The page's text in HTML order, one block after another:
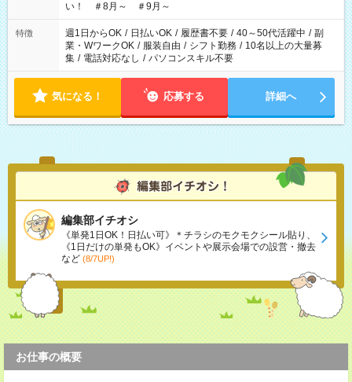
い！ ＃8月～ ＃9月～
特徴 週1日からOK / 日払いOK / 履歴書不要 / 40～50代活躍中 / 副
業・WワークOK / 服装自由 / シフト勤務 / 10名以上の大量募
集 / 電話対応なし / パソコンスキル不要
気になる！ 応募する 詳細へ
編集部イチオシ
《単発1日OK！日払い可》＊チラシのモクモクシール貼り、
《1日だけの単発もOK》イベントや展示会場での設営・撤去
など (8/7UP!)
お仕事の概要